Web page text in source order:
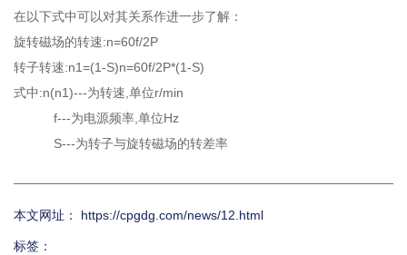
在以下式中可以对其关系作进一步了解：
旋转磁场的转速:n=60f/2P
转子转速:n1=(1-S)n=60f/2P*(1-S)
式中:n(n1)---为转速,单位r/min
f---为电源频率,单位Hz
S---为转子与旋转磁场的转差率
本文网址： https://cpgdg.com/news/12.html
标签：